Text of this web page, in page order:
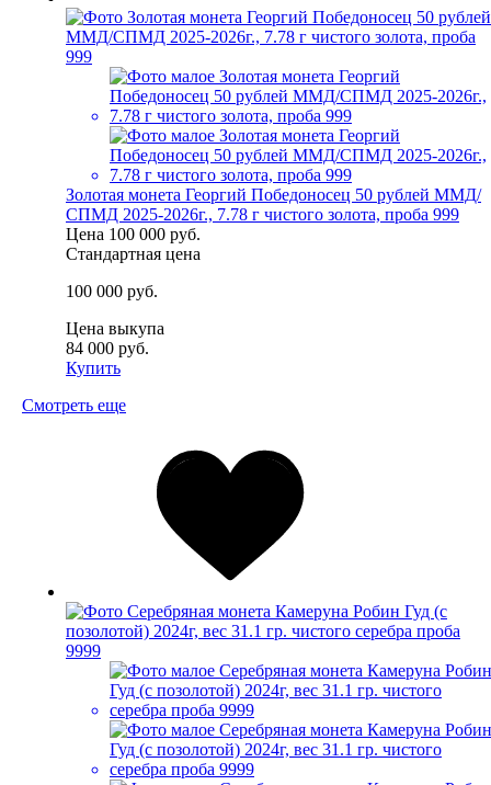
Золотая монета Георгий Победоносец 50 рублей ММД/
СПМД 2025-2026г., 7.78 г чистого золота, проба 999
Цена 100 000 руб.
Стандартная цена
100 000 руб.
Цена выкупа
84 000 руб.
Купить
Смотреть еще